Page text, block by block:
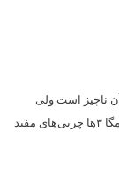
ناچیز است ولی
سرشار از پروتئین و اسیدهای چرب ضروری امگا ۳ است. امگا ۳ها چربی‌های مفید